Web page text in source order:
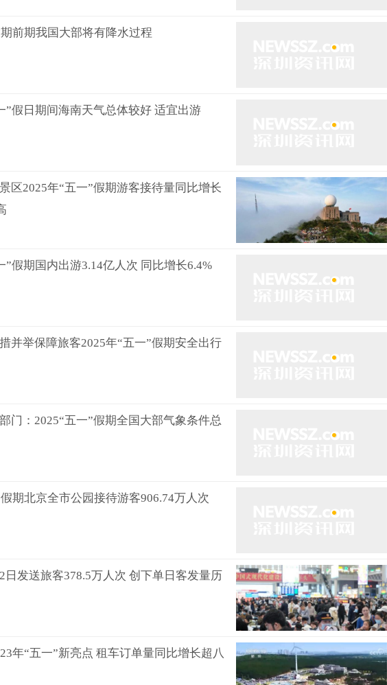
前期我国大部将有降水过程
”假日期间海南天气总体较好 适宜出游
区2025年“五一”假期游客接待量同比增长
”假期国内出游3.14亿人次 同比增长6.4%
并举保障旅客2025年“五一”假期安全出行
门：2025“五一”假期全国大部气象条件总
期北京全市公园接待游客906.74万人次
日发送旅客378.5万人次 创下单日客发量历
年“五一”新亮点 租车订单量同比增长超八